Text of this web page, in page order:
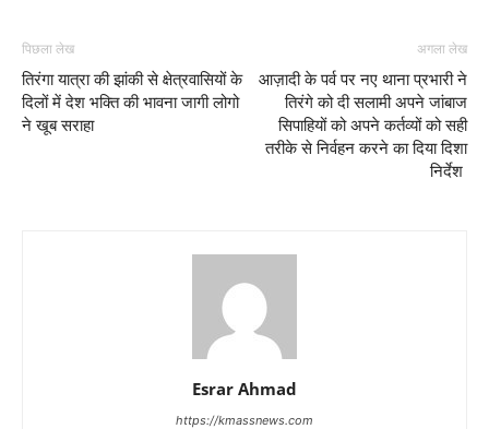
पिछला लेख
तिरंगा यात्रा की झांकी से क्षेत्रवासियों के
दिलों में देश भक्ति की भावना जागी लोगो
ने खूब सराहा
अगला लेख
आज़ादी के पर्व पर नए थाना प्रभारी ने
तिरंगे को दी सलामी अपने जांबाज
सिपाहियों को अपने कर्तव्यों को सही
तरीके से निर्वहन करने का दिया दिशा
निर्देश
Esrar Ahmad
https://kmassnews.com